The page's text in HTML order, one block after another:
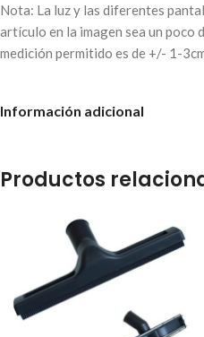
Nota: La luz y las diferentes
artículo en la imagen sea un poco
medición permitido es de +/- 1-
Información adicional
Productos